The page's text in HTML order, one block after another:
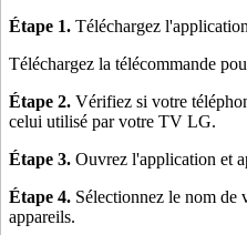
Étape 1. Téléchargez
Téléchargez la télécommande
Étape 2. Vérifiez si votre
celui utilisé par votre TV LG.
Étape 3. Ouvrez l'application et
Étape 4. Sélectionnez le nom
appareils.